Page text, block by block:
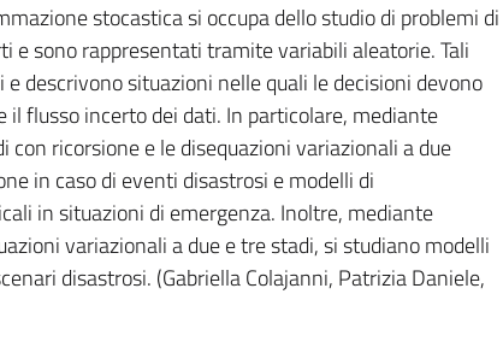
stocastica si occupa dello studio di problemi di
e sono rappresentati tramite variabili aleatorie. Tali
descrivono situazioni nelle quali le decisioni devono
il flusso incerto dei dati. In particolare, mediante
con ricorsione e le disequazioni variazionali a due
in caso di eventi disastrosi e modelli di
in situazioni di emergenza. Inoltre, mediante
variazionali a due e tre stadi, si studiano modelli
disastrosi. (Gabriella Colajanni, Patrizia Daniele,